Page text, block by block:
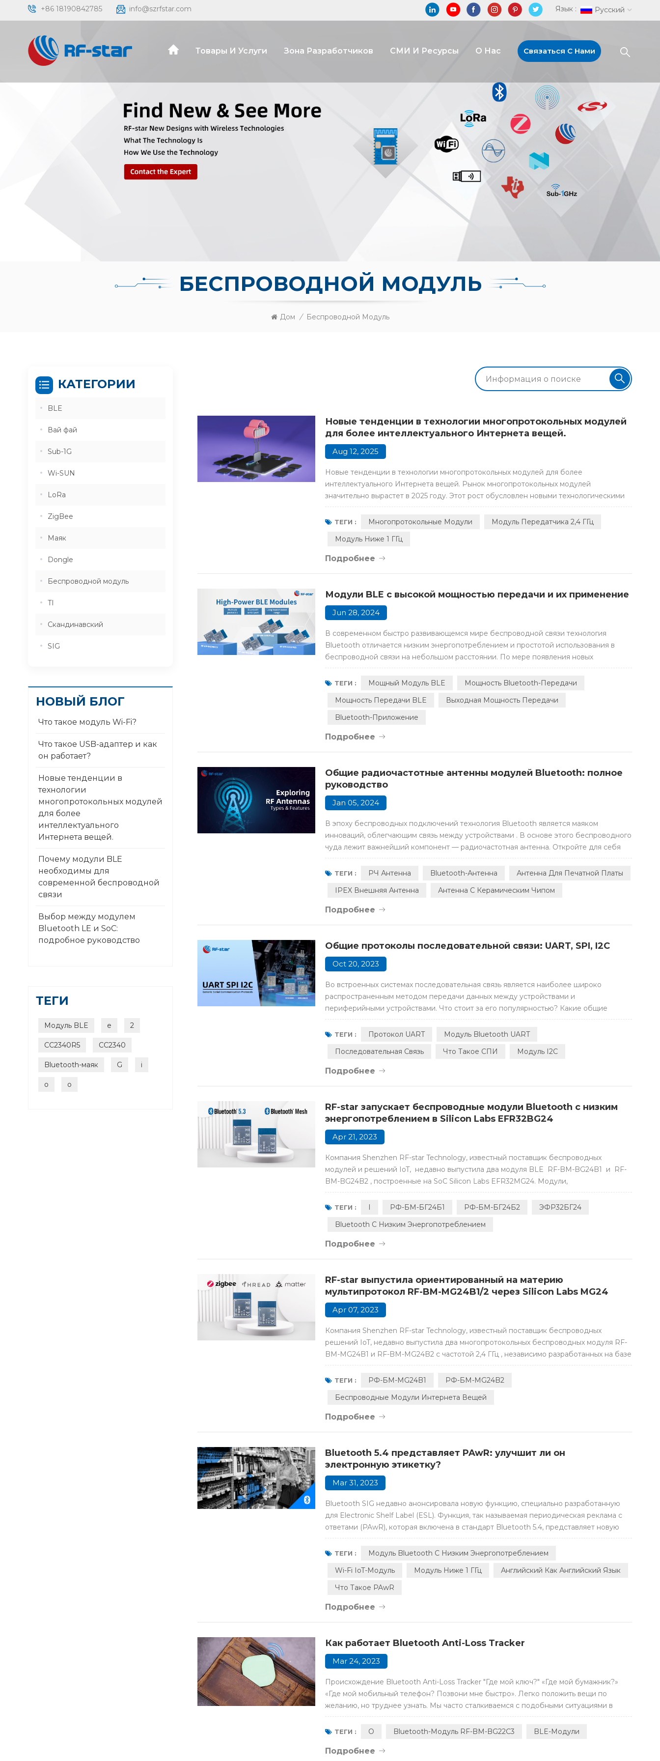
+86 18190842785 info@szrfstar.com Язык : Русский
Товары И Услуги Зона Разработчиков СМИ И Ресурсы О Нас Связаться С Нами
БЕСПРОВОДНОЙ МОДУЛЬ
Дом / Беспроводной Модуль
Новые тенденции в технологии многопротокольных модулей
для более интеллектуального Интернета вещей.
Aug 12, 2025
Новые тенденции в технологии многопротокольных модулей для более
интеллектуального Интернета вещей. Рынок многопротокольных модулей
значительно вырастет в 2025 году. Этот рост обусловлен новыми технологическими
партнерствами и новыми продуктами. Некоторые важные изменения обещают быть
лучше. многопротокольный модуль Системы на кристалле (SoC), небольшие модули с
ТЕГИ : Многопротокольные Модули
Модуль Передатчика 2,4 ГГц
Модуль Ниже 1 ГГц
Подробнее
Модули BLE с высокой мощностью передачи и их применение
Jun 28, 2024
В современном быстро развивающемся мире беспроводной связи технология
Bluetooth отличается низким энергопотреблением и простотой использования в
беспроводной связи на небольшом расстоянии. По мере появления новых
приложений, таких как «умный дом» и «Индустрия 4.0» , эти интеллектуальные
устройства срочно преодолевают большие расстояния и получают стабильное
ТЕГИ : Мощный Модуль BLE
Мощность Bluetooth-Передачи
Мощность Передачи BLE
Выходная Мощность Передачи
Bluetooth-Приложение
Подробнее
Общие радиочастотные антенны модулей Bluetooth: полное
руководство
Jan 05, 2024
В эпоху беспроводных подключений технология Bluetooth является маяком
инноваций, облегчающим связь между устройствами . В основе этого беспроводного
чуда лежит важнейший компонент — радиочастотная антенна. Откройте для себя
сложный мир радиочастотных антенн в модулях Bluetooth с помощью этого
подробного руководства, изучая их типы и получая представление о плюсах и
ТЕГИ : РЧ Антенна Bluetooth-Антенна
Антенна Для Печатной Платы
IPEX Внешняя Антенна
Антенна С Керамическим Чипом
Подробнее
Общие протоколы последовательной связи: UART, SPI, I2C
Oct 20, 2023
Во встроенных системах последовательная связь является наиболее широко
распространенным методом передачи данных между устройствами и
периферийными устройствами. Что стоит за его популярностью? Какие общие
протоколы последовательного порта должен освоить инженер встраиваемых
систем? Позвольте RF-star объяснить. Что такое последовательная связь? С точки
ТЕГИ : Протокол UART
Модуль Bluetooth UART
Последовательная Связь
Что Такое СПИ Модуль I2C
Подробнее
RF-star запускает беспроводные модули Bluetooth с низким
энергопотреблением в Silicon Labs EFR32BG24
Apr 21, 2023
Компания Shenzhen RF-star Technology, известный поставщик беспроводных
модулей и решений IoT, недавно выпустила два модуля BLE RF-BM-BG24B1 и RF-
BM-BG24B2 , построенные на SoC Silicon Labs EFR32MG24. Модули,
поддерживающие BLE5.3, Bluetooth Mesh и проприетарную частоту 2,4 ГГц,
подходят для таких решений, как умные дома, медицинские устройства, умные
ТЕГИ : РФ-БМ-БГ24Б1 РФ-БМ-БГ24Б2
ЭФР32БГ24
Bluetooth С Низким Энергопотреблением
Подробнее
RF-star выпустила ориентированный на материю
мультипротокол RF-BM-MG24B1/2 через Silicon Labs MG24
Apr 07, 2023
Компания Shenzhen RF-star Technology, известный поставщик беспроводных
решений IoT, недавно выпустила два многопротокольных беспроводных модуля RF-
BM-MG24B1 и RF-BM-MG24B2 с частотой 2,4 ГГц , независимо разработанных на базе
SoC Silicon Labs EFR32MG24. Благодаря Matter, Thread, ZigBee, BLE 5.3, Bluetooth
Mesh, 2,4 ГГц и т. д., оба модуля могут эффективно удовлетворить потребность в
ТЕГИ : РФ-БМ-MG24B1
РФ-БМ-MG24B2
Беспроводные Модули Интернета Вещей
Подробнее
Bluetooth 5.4 представляет PAwR: улучшит ли он
электронную этикетку?
Mar 31, 2023
Bluetooth SIG недавно анонсировала новую функцию, специально разработанную
для Electronic Shelf Label (ESL). Функция, так называемая периодическая реклама с
ответами (PAwR), которая включена в стандарт Bluetooth 5.4, представляет новую
логику передачи, которая позволяет одной точке доступа осуществлять
двустороннюю связь с тысячами оконечных узлов без установленных каналов связи.
ТЕГИ :
Модуль Bluetooth С Низким Энергопотреблением
Wi-Fi IoT-Модуль
Модуль Ниже 1 ГГц
Английский Как Английский Язык
Что Такое PAwR
Подробнее
Как работает Bluetooth Anti-Loss Tracker
Mar 24, 2023
Происхождение Bluetooth Anti-Loss Tracker "Где мой ключ?" «Где мой бумажник?»
«Где мой мобильный телефон? Позвони мне быстро». Легко положить вещи по
желанию, но труднее узнать. Мы часто сталкиваемся с подобными ситуациями в
нашей повседневной жизни. Трекеры анти-лосс могут очень помочь. И технология
Bluetooth с низким энергопотреблением является важным фактором, стоящим за
ТЕГИ : O Bluetooth-Модуль RF-BM-BG22C3 BLE-Модули
Подробнее
КАТЕГОРИИ
BLE
Вай фай
Sub-1G
Wi-SUN
LoRa
ZigBee
Маяк
Dongle
Беспроводной модуль
TI
Скандинавский
SIG
НОВЫЙ БЛОГ
Что такое модуль Wi-Fi?
Что такое USB-адаптер и как
он работает?
Новые тенденции в
технологии
многопротокольных модулей
для более
интеллектуального
Интернета вещей.
Почему модули BLE
необходимы для
современной беспроводной
связи
Выбор между модулем
Bluetooth LE и SoC:
подробное руководство
ТЕГИ
Модуль BLE e 2
CC2340R5 CC2340
Bluetooth-маяк G i
o o